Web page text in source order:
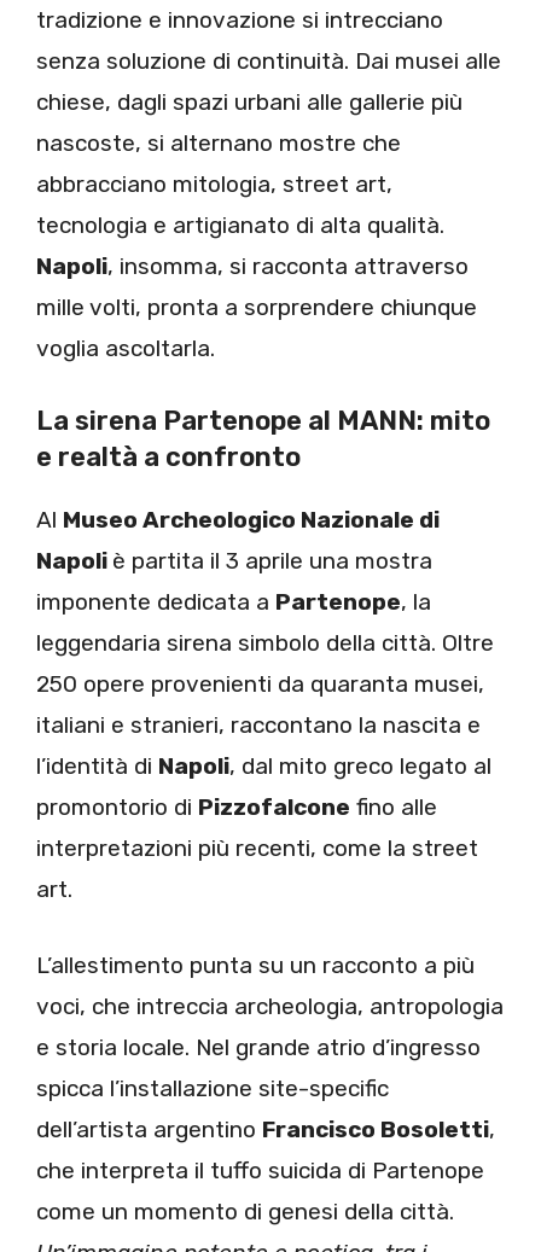
tradizione e innovazione si intrecciano
senza soluzione di continuità. Dai musei alle
chiese, dagli spazi urbani alle gallerie più
nascoste, si alternano mostre che
abbracciano mitologia, street art,
tecnologia e artigianato di alta qualità.
Napoli, insomma, si racconta attraverso
mille volti, pronta a sorprendere chiunque
voglia ascoltarla.
La sirena Partenope al MANN: mito
e realtà a confronto
Al Museo Archeologico Nazionale di
Napoli è partita il 3 aprile una mostra
imponente dedicata a Partenope, la
leggendaria sirena simbolo della città. Oltre
250 opere provenienti da quaranta musei,
italiani e stranieri, raccontano la nascita e
l’identità di Napoli, dal mito greco legato al
promontorio di Pizzofalcone fino alle
interpretazioni più recenti, come la street
art.
L’allestimento punta su un racconto a più
voci, che intreccia archeologia, antropologia
e storia locale. Nel grande atrio d’ingresso
spicca l’installazione site-specific
dell’artista argentino Francisco Bosoletti,
che interpreta il tuffo suicida di Partenope
come un momento di genesi della città.